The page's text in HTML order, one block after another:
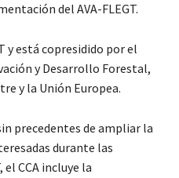
del AVA-FLEGT.
y está copresidido por el
y Desarrollo Forestal,
y la Unión Europea.
precedentes de ampliar la
durante las
el CCA incluye la